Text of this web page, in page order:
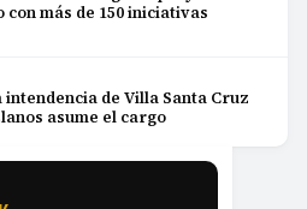
más de 150 iniciativas
de Villa Santa Cruz
asume el cargo